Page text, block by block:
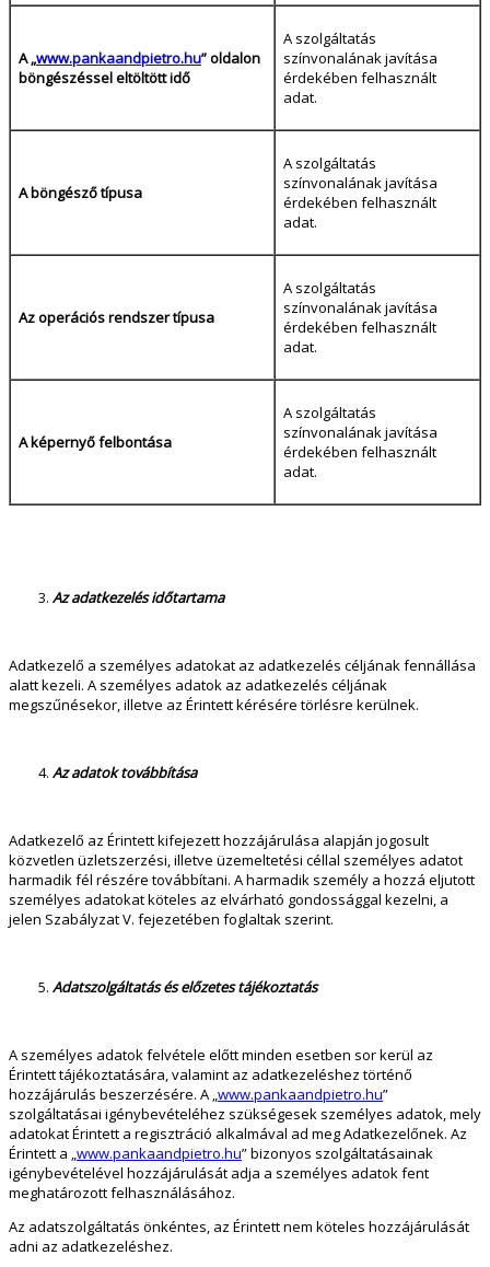
A „www.pankaandpietro.hu” oldalon
böngészéssel eltöltött idő
A szolgáltatás
színvonalának javítása
érdekében felhasznált
adat.
A böngésző típusa
A szolgáltatás
színvonalának javítása
érdekében felhasznált
adat.
Az operációs rendszer típusa
A szolgáltatás
színvonalának javítása
érdekében felhasznált
adat.
A képernyő felbontása
A szolgáltatás
színvonalának javítása
érdekében felhasznált
adat.
Az adatkezelés időtartama
Adatkezelő a személyes adatokat az adatkezelés céljának fennállása
alatt kezeli. A személyes adatok az adatkezelés céljának
megszűnésekor, illetve az Érintett kérésére törlésre kerülnek.
Az adatok továbbítása
Adatkezelő az Érintett kifejezett hozzájárulása alapján jogosult
közvetlen üzletszerzési, illetve üzemeltetési céllal személyes adatot
harmadik fél részére továbbítani. A harmadik személy a hozzá eljutott
személyes adatokat köteles az elvárható gondossággal kezelni, a
jelen Szabályzat V. fejezetében foglaltak szerint.
Adatszolgáltatás és előzetes tájékoztatás
A személyes adatok felvétele előtt minden esetben sor kerül az
Érintett tájékoztatására, valamint az adatkezeléshez történő
hozzájárulás beszerzésére. A „www.pankaandpietro.hu”
szolgáltatásai igénybevételéhez szükségesek személyes adatok, mely
adatokat Érintett a regisztráció alkalmával ad meg Adatkezelőnek. Az
Érintett a „www.pankaandpietro.hu” bizonyos szolgáltatásainak
igénybevételével hozzájárulását adja a személyes adatok fent
meghatározott felhasználásához.
Az adatszolgáltatás önkéntes, az Érintett nem köteles hozzájárulását
adni az adatkezeléshez.